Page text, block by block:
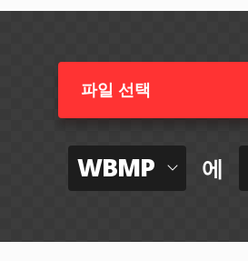
파일 선택
WBMP 에